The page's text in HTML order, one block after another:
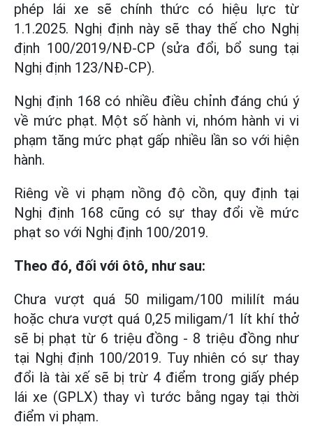
phép lái xe sẽ chính thức có hiệu lực từ
1.1.2025. Nghị định này sẽ thay thế cho Nghị
định 100/2019/NĐ-CP (sửa đổi, bổ sung tại
Nghị định 123/NĐ-CP).
Nghị định 168 có nhiều điều chỉnh đáng chú ý
về mức phạt. Một số hành vi, nhóm hành vi vi
phạm tăng mức phạt gấp nhiều lần so với hiện
hành.
Riêng về vi phạm nồng độ cồn, quy định tại
Nghị định 168 cũng có sự thay đổi về mức
phạt so với Nghị định 100/2019.
Theo đó, đối với ôtô, như sau:
Chưa vượt quá 50 miligam/100 mililít máu
hoặc chưa vượt quá 0,25 miligam/1 lít khí thở
sẽ bị phạt từ 6 triệu đồng - 8 triệu đồng như
tại Nghị định 100/2019. Tuy nhiên có sự thay
đổi là tài xế sẽ bị trừ 4 điểm trong giấy phép
lái xe (GPLX) thay vì tước bằng ngay tại thời
điểm vi phạm.